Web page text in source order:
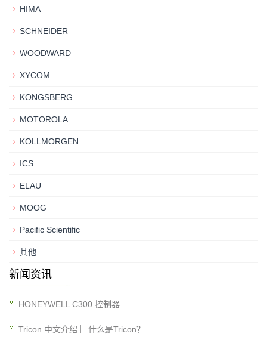
HIMA
SCHNEIDER
WOODWARD
XYCOM
KONGSBERG
MOTOROLA
KOLLMORGEN
ICS
ELAU
MOOG
Pacific Scientific
其他
新闻资讯
HONEYWELL C300 控制器
Tricon 中文介绍 ▏什么是Tricon？